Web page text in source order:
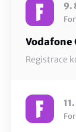
9.
Vodafone
Registrace